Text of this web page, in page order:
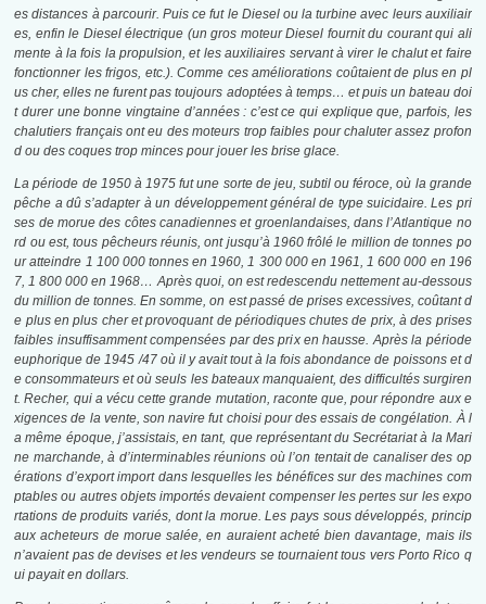
es distances à parcourir. Puis ce fut le Diesel ou la turbine avec leurs auxiliair
es, enfin le Diesel électrique (un gros moteur Diesel fournit du courant qui ali
mente à la fois la propulsion, et les auxiliaires servant à virer le chalut et faire
fonctionner les frigos, etc.). Comme ces améliorations coûtaient de plus en pl
us cher, elles ne furent pas toujours adoptées à temps… et puis un bateau doi
t durer une bonne vingtaine d’années : c’est ce qui explique que, parfois, les
chalutiers français ont eu des moteurs trop faibles pour chaluter assez profon
d ou des coques trop minces pour jouer les brise glace.
La période de 1950 à 1975 fut une sorte de jeu, subtil ou féroce, où la grande
pêche a dû s’adapter à un développement général de type suicidaire. Les pri
ses de morue des côtes canadiennes et groenlandaises, dans l’Atlantique no
rd ou est, tous pêcheurs réunis, ont jusqu’à 1960 frôlé le million de tonnes po
ur atteindre 1 100 000 tonnes en 1960, 1 300 000 en 1961, 1 600 000 en 196
7, 1 800 000 en 1968… Après quoi, on est redescendu nettement au-dessous
du million de tonnes. En somme, on est passé de prises excessives, coûtant d
e plus en plus cher et provoquant de périodiques chutes de prix, à des prises
faibles insuffisamment compensées par des prix en hausse. Après la période
euphorique de 1945 /47 où il y avait tout à la fois abondance de poissons et d
e consommateurs et où seuls les bateaux manquaient, des difficultés surgiren
t. Recher, qui a vécu cette grande mutation, raconte que, pour répondre aux e
xigences de la vente, son navire fut choisi pour des essais de congélation.Àl
a même époque, j’assistais, en tant, que représentant du Secrétariat à la Mari
ne marchande, à d’interminables réunions où l’on tentait de canaliser des op
érations d’export import dans lesquelles les bénéfices sur des machines com
ptables ou autres objets importés devaient compenser les pertes sur les expo
rtations de produits variés, dont la morue. Les pays sous développés, princip
aux acheteurs de morue salée, en auraient acheté bien davantage, mais ils
n’avaient pas de devises et les vendeurs se tournaient tous vers Porto Rico q
ui payait en dollars.